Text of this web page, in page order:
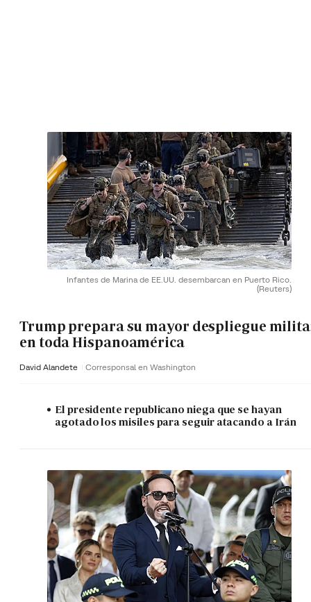
Infantes de Marina de EE.UU. desembarcan en Puerto Rico.
(Reuters)
Trump prepara su mayor despliegue
en toda Hispanoamérica
David Alandete Corresponsal en Washington
El presidente republicano niega que se hayan
agotado los misiles para seguir atacando a Irán